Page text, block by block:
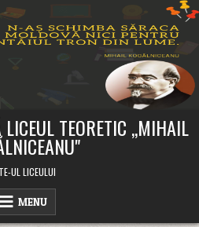
TEORETIC ,,MIHAIL
UL LICEULUI
MENU